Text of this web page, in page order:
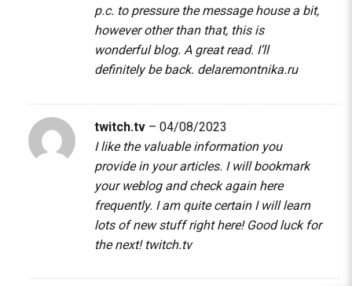
p.c. to pressure the message house a bit,
however other than that, this is
wonderful blog. A great read. I’ll
definitely be back. delaremontnika.ru
twitch.tv – 04/08/2023
I like the valuable information you
provide in your articles. I will bookmark
your weblog and check again here
frequently. I am quite certain I will learn
lots of new stuff right here! Good luck for
the next! twitch.tv